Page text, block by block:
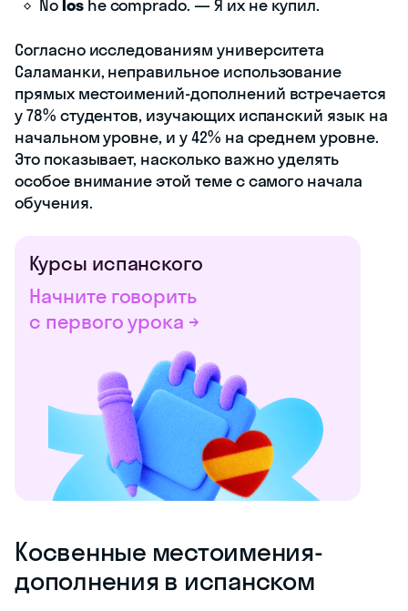
Noloshe comprado. — Я их не купил.
Согласно исследованиям университета
Саламанки, неправильное использование
прямых местоимений-дополнений встречается
у 78% студентов, изучающих испанский язык на
начальном уровне, и у 42% на среднем уровне.
Это показывает, насколько важно уделять
особое внимание этой теме с самого начала
обучения.
Курсы испанского
Начните говорить
с первого урока →
Косвенные местоимения-
дополнения в испанском